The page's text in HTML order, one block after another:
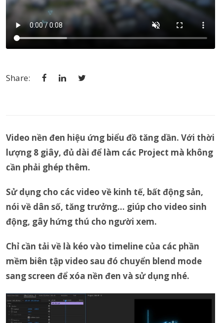
Share:
Video nền đen hiệu ứng biểu đồ tăng dần. Với thời
lượng 8 giây, đủ dài để làm các Project mà không
cần phải ghép thêm.
Sử dụng cho các video về kinh tế, bất động sản,
nói về dân số, tăng trưởng… giúp cho video sinh
động, gây hứng thú cho người xem.
Chỉ cần tải về là kéo vào timeline của các phần
mềm biên tập video sau đó chuyển blend mode
sang screen để xóa nền đen và sử dụng nhé.